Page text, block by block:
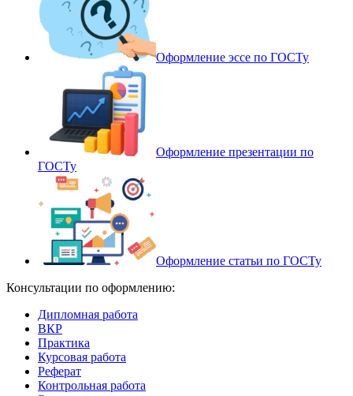
Оформление эссе по ГОСТу
Оформление презентации по
ГОСТу
Оформление статьи по ГОСТу
Консультации по оформлению:
Дипломная работа
ВКР
Практика
Курсовая работа
Реферат
Контрольная работа